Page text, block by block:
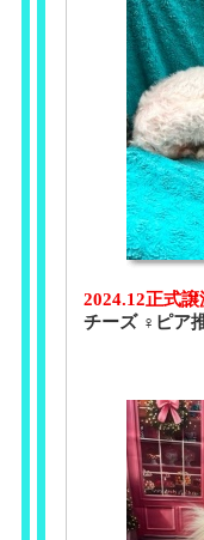
2024.12正式譲
チーズ ♀ピア